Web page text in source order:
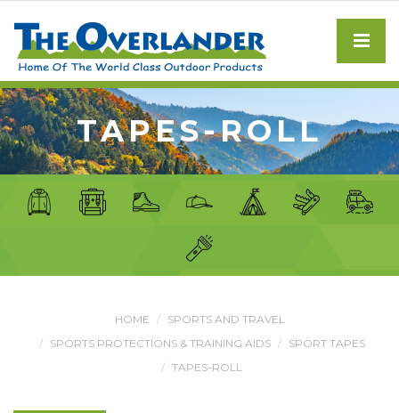
TAPES-ROLL
HOME
SPORTS AND TRAVEL
SPORTS PROTECTIONS & TRAINING AIDS
SPORT TAPES
TAPES-ROLL